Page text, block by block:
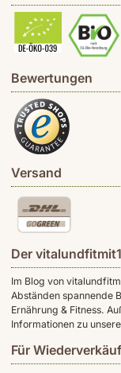
Bewertungen
Versand
Der
Im Blog von
Abständen spannende
Ernährung & Fitness.
Informationen zu
Für